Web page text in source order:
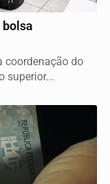
coordenação do
superior...